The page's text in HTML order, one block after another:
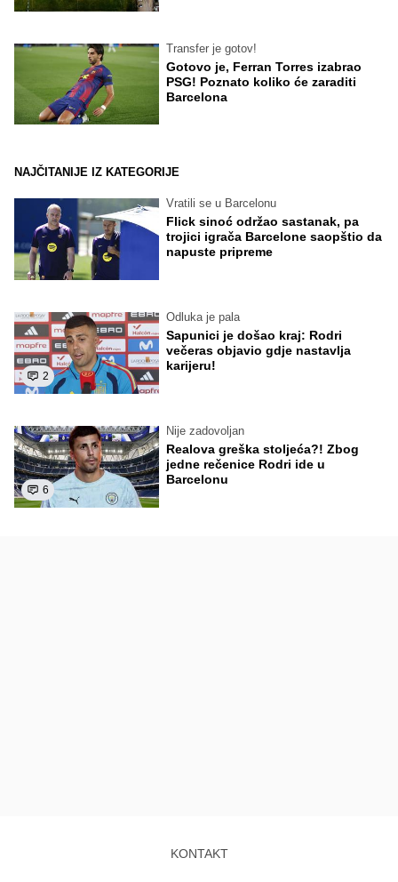
Transfer je gotov!
Gotovo je, Ferran Torres izabrao
PSG! Poznato koliko će zaraditi
Barcelona
NAJČITANIJE IZ KATEGORIJE
Vratili se u Barcelonu
Flick sinoć održao sastanak, pa
trojici igrača Barcelone saopštio da
napuste pripreme
2
Odluka je pala
Sapunici je došao kraj: Rodri
večeras objavio gdje nastavlja
karijeru!
6
Nije zadovoljan
Realova greška stoljeća?! Zbog
jedne rečenice Rodri ide u
Barcelonu
KONTAKT